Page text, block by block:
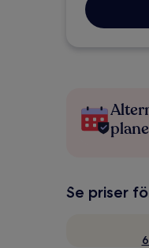
Se priser